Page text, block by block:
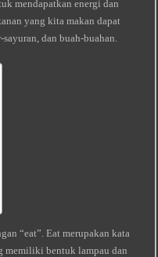
mendapatkan energi dan
yang kita makan dapat
dan buah-buahan.
“eat”. Eat merupakan kata
memiliki bentuk lampau dan